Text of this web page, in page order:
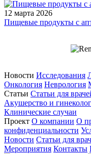
12 марта 2026
Пищевые продукты с
Новости Исследования
Онкология Неврология
Статьи Статьи для
Акушерство и
Клинические случаи
Проект О компании О
конфиденциальности
Новости Статьи для
Мероприятия Контакты